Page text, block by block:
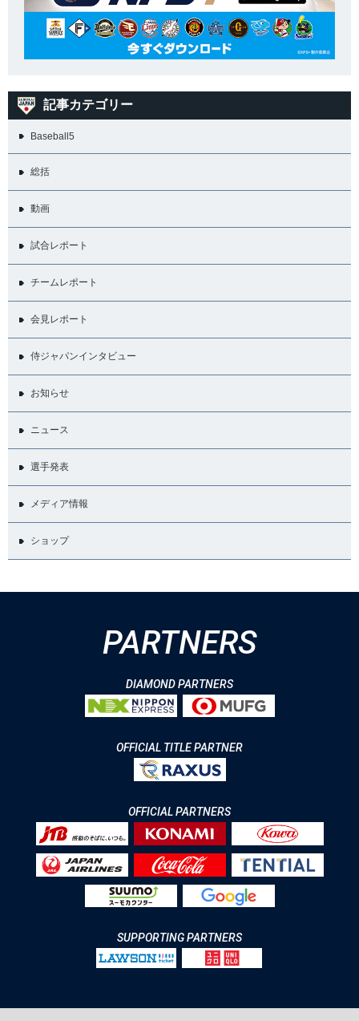
記事カテゴリー
Baseball5
総括
動画
試合レポート
チームレポート
会見レポート
侍ジャパンインタビュー
お知らせ
ニュース
選手発表
メディア情報
ショップ
PARTNERS
DIAMOND PARTNERS
OFFICIAL TITLE PARTNER
OFFICIAL PARTNERS
SUPPORTING PARTNERS